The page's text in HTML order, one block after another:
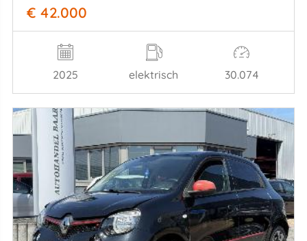
€ 42.000
2025 elektrisch 30.074